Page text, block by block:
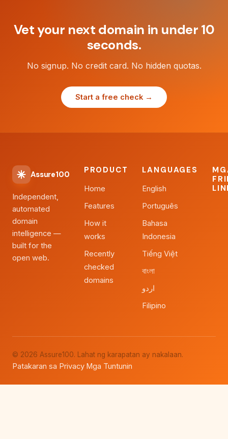
Vet your next domain in under 10
seconds.
No signup. No credit card. No hidden quotas.
Start a free check →
Assure100
Independent,
automated
domain
intelligence —
built for the
open web.
PRODUCT
Home
Features
How it
works
Recently
checked
domains
LANGUAGES
English
Português
Bahasa
Indonesia
Tiếng Việt
বাংলা
اردو
Filipino
© 2026 Assure100. Lahat ng karapatan ay nakalaan.
Patakaran sa Privacy·Mga Tuntunin